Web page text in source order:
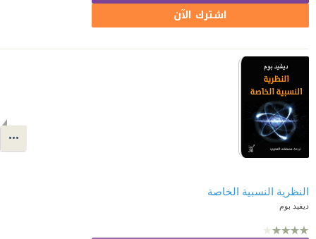
اشترك الآن
النظرية النسبية الخاصة
ديفيد بوم